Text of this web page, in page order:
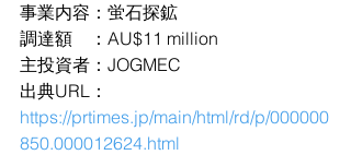
事業内容：蛍石探鉱
調達額　：AU$11 million
主投資者：JOGMEC
出典URL：
https://prtimes.jp/main/html/rd/p/000000
850.000012624.html